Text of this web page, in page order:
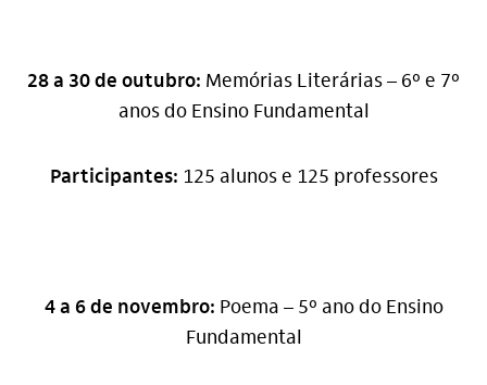
28 a 30 de outubro: Memórias Literárias – 6º e 7º
anos do Ensino Fundamental
Participantes: 125 alunos e 125 professores
4 a 6 de novembro: Poema – 5º ano do Ensino
Fundamental